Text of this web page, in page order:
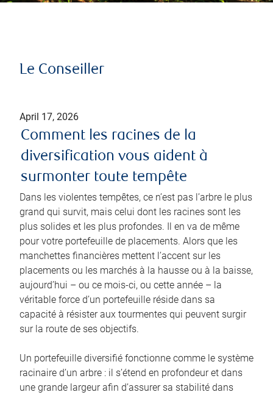
Le Conseiller
April 17, 2026
Comment les racines de la
diversification vous aident à
surmonter toute tempête
Dans les violentes tempêtes, ce n’est pas l’arbre le plus
grand qui survit, mais celui dont les racines sont les
plus solides et les plus profondes. Il en va de même
pour votre portefeuille de placements. Alors que les
manchettes financières mettent l’accent sur les
placements ou les marchés à la hausse ou à la baisse,
aujourd’hui – ou ce mois-ci, ou cette année – la
véritable force d’un portefeuille réside dans sa
capacité à résister aux tourmentes qui peuvent surgir
sur la route de ses objectifs.
Un portefeuille diversifié fonctionne comme le système
racinaire d’un arbre : il s’étend en profondeur et dans
une grande largeur afin d’assurer sa stabilité dans